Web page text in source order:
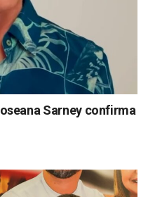
Sarney confirma